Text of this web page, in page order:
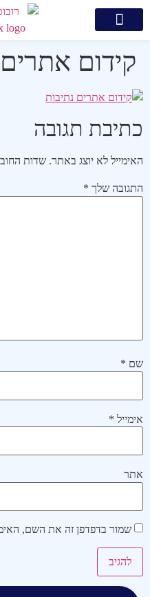
קידום
כתיבת תגובה
האימייל לא יוצג באתר. שדות
התגובה שלך *
שם *
אימייל *
אתר
שמור בדפדפן זה את השם,